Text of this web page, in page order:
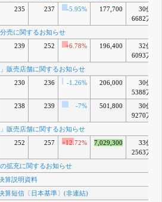
16:30 株式
するお知ら
せ 5月 18, 2026
青山病院 坂
元隆一先生
がフレイル
有用性を紹
アップ！食
と健康」を
５/13（水）
5月 13, 2026
T
15:30 摂南
養士 百木和
先生がオー
235 237 -5.95% 177,700
30億
6682万
売に関するお知らせ
239 252 +6.78% 196,400
32億
6093万
販売店舗に関するお知らせ
230 236 -1.26% 206,000
30億
5388万
238 239 -7% 501,800
30億
9270万
販売店舗に関するお知らせ
252 257 +12.72% 7,029,300
33億
2563万
拡充に関するお知らせ
算説明資料
算短信〔日本基準〕(非連結)